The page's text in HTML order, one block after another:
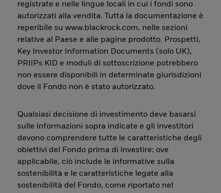
registrate e nelle lingue locali in cui i fondi sono
autorizzati alla vendita. Tutta la documentazione è
reperibile su www.blackrock.com, nelle sezioni
relative al Paese e alle pagine prodotto. Prospetti,
Key Investor Information Documents (solo UK),
PRIIPs KID e moduli di sottoscrizione potrebbero
non essere disponibili in determinate giurisdizioni
dove il Fondo non è stato autorizzato.
Qualsiasi decisione di investimento deve basarsi
sulle informazioni sopra indicate e gli investitori
devono comprendere tutte le caratteristiche degli
obiettivi del Fondo prima di investire; ove
applicabile, ciò include le informative sulla
sostenibilità e le caratteristiche legate alla
sostenibilità del Fondo, come riportato nel